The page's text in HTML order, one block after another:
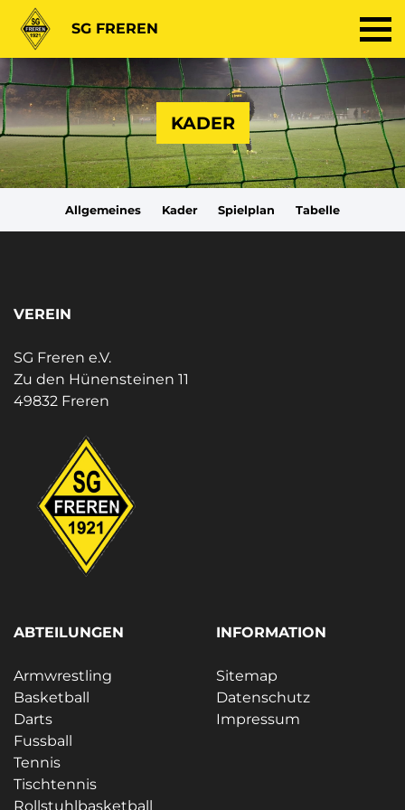
SG FREREN
KADER
Allgemeines Kader Spielplan Tabelle
VEREIN
SG Freren e.V.
Zu den Hünensteinen 11
49832 Freren
ABTEILUNGEN
Armwrestling
Basketball
Darts
Fussball
Tennis
Tischtennis
Rollstuhlbasketball
INFORMATION
Sitemap
Datenschutz
Impressum